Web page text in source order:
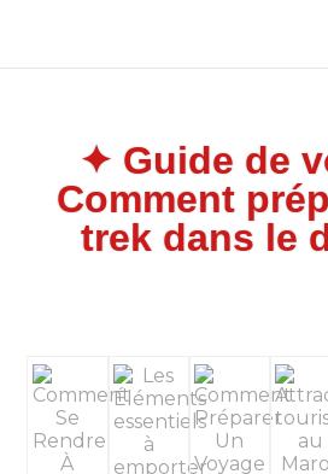
✦ Guide de
Comment
trek dans le